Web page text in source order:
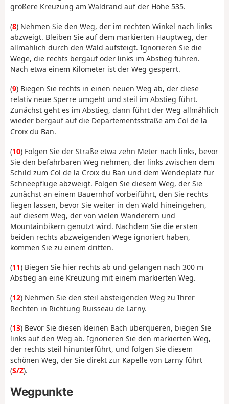
größere Kreuzung am Waldrand auf der Höhe 535.
(8) Nehmen Sie den Weg, der im rechten Winkel nach links
abzweigt. Bleiben Sie auf dem markierten Hauptweg, der
allmählich durch den Wald aufsteigt. Ignorieren Sie die
Wege, die rechts bergauf oder links im Abstieg führen.
Nach etwa einem Kilometer ist der Weg gesperrt.
(9) Biegen Sie rechts in einen neuen Weg ab, der diese
relativ neue Sperre umgeht und steil im Abstieg führt.
Zunächst geht es im Abstieg, dann führt der Weg allmählich
wieder bergauf auf die Departementsstraße am Col de la
Croix du Ban.
(10) Folgen Sie der Straße etwa zehn Meter nach links, bevor
Sie den befahrbaren Weg nehmen, der links zwischen dem
Schild zum Col de la Croix du Ban und dem Wendeplatz für
Schneepflüge abzweigt. Folgen Sie diesem Weg, der Sie
zunächst an einem Bauernhof vorbeiführt, den Sie rechts
liegen lassen, bevor Sie weiter in den Wald hineingehen,
auf diesem Weg, der von vielen Wanderern und
Mountainbikern genutzt wird. Nachdem Sie die ersten
beiden rechts abzweigenden Wege ignoriert haben,
kommen Sie zu einem dritten.
(11) Biegen Sie hier rechts ab und gelangen nach 300 m
Abstieg an eine Kreuzung mit einem markierten Weg.
(12) Nehmen Sie den steil absteigenden Weg zu Ihrer
Rechten in Richtung Ruisseau de Larny.
(13) Bevor Sie diesen kleinen Bach überqueren, biegen Sie
links auf den Weg ab. Ignorieren Sie den markierten Weg,
der rechts steil hinunterführt, und folgen Sie diesem
schönen Weg, der Sie direkt zur Kapelle von Larny führt
(S/Z).
Wegpunkte